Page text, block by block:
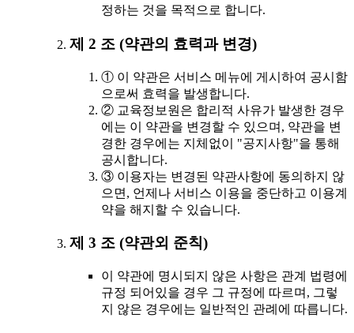
정하는 것을 목적으로 합니다.
제 2 조 (약관의 효력과 변경)
① 이 약관은 서비스 메뉴에 게시하여 공시함
으로써 효력을 발생합니다.
② 교육정보원은 합리적 사유가 발생한 경우
에는 이 약관을 변경할 수 있으며, 약관을 변
경한 경우에는 지체없이 "공지사항"을 통해
공시합니다.
③ 이용자는 변경된 약관사항에 동의하지 않
으면, 언제나 서비스 이용을 중단하고 이용계
약을 해지할 수 있습니다.
제 3 조 (약관외 준칙)
이 약관에 명시되지 않은 사항은 관계 법령에
규정 되어있을 경우 그 규정에 따르며, 그렇
지 않은 경우에는 일반적인 관례에 따릅니다.